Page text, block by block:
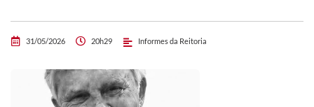
31/05/2026 20h29 Informes da Reitoria